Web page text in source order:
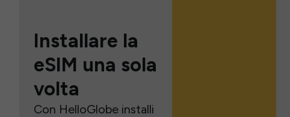
Installare la
eSIM una sola
volta
Con HelloGlobe installi